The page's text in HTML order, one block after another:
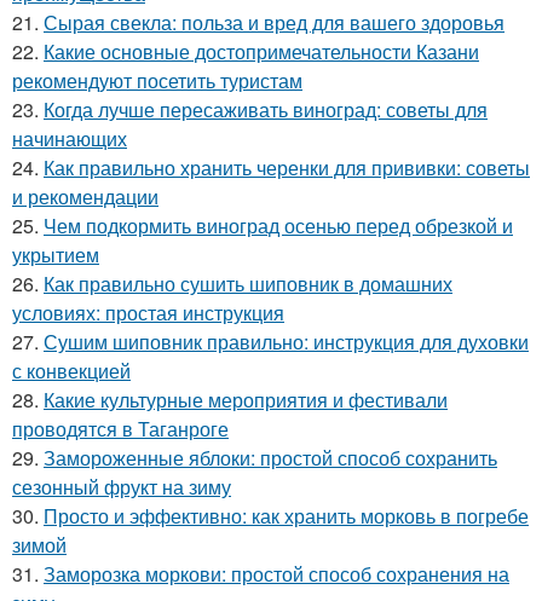
21. Сырая свекла: польза и вред для вашего здоровья
22. Какие основные достопримечательности Казани
рекомендуют посетить туристам
23. Когда лучше пересаживать виноград: советы для
начинающих
24. Как правильно хранить черенки для прививки: советы
и рекомендации
25. Чем подкормить виноград осенью перед обрезкой и
укрытием
26. Как правильно сушить шиповник в домашних
условиях: простая инструкция
27. Сушим шиповник правильно: инструкция для духовки
с конвекцией
28. Какие культурные мероприятия и фестивали
проводятся в Таганроге
29. Замороженные яблоки: простой способ сохранить
сезонный фрукт на зиму
30. Просто и эффективно: как хранить морковь в погребе
зимой
31. Заморозка моркови: простой способ сохранения на